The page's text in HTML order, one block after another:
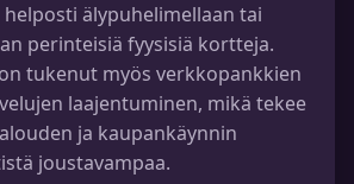
älypuhelimellaan tai
perinteisiä fyysisiä kortteja.
tukenut myös verkkopankkien
laajentuminen, mikä tekee
ja kaupankäynnin
joustavampaa.